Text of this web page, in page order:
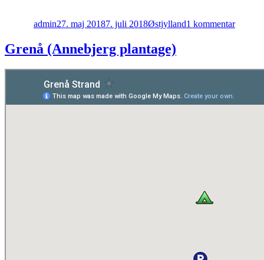
admin27. maj 20187. juli 2018Østjylland1 kommentar
Grenå (Annebjerg plantage)